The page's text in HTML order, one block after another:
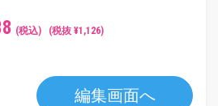
(税込) (税抜 ¥1,126)
編集画面へ